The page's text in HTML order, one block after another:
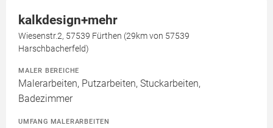
kalkdesign+mehr
Wiesenstr.2, 57539 Fürthen (29km von 57539
Harschbacherfeld)
MALER BEREICHE
Malerarbeiten, Putzarbeiten, Stuckarbeiten,
Badezimmer
UMFANG MALERARBEITEN